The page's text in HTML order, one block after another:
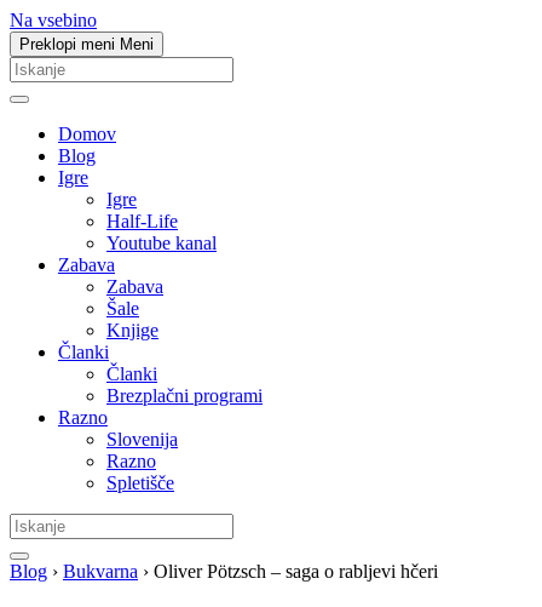
Na vsebino
Preklopi meni Meni
Domov
Blog
Igre
Igre
Half-Life
Youtube kanal
Zabava
Zabava
Šale
Knjige
Članki
Članki
Brezplačni programi
Razno
Slovenija
Razno
Spletišče
Blog › Bukvarna › Oliver Pötzsch – saga o rabljevi hčeri